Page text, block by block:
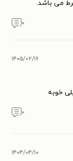
می باشد.
۰
۱۴۰۵/۰۲/۱۶
خوبه
۰
۱۴۰۴/۰۴/۱۰